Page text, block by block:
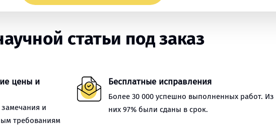
статьи под заказ
цены и
замечания и
требованиям
Бесплатные исправления
Более 30 000 успешно выполненных работ. Из
них 97% были сданы в срок.